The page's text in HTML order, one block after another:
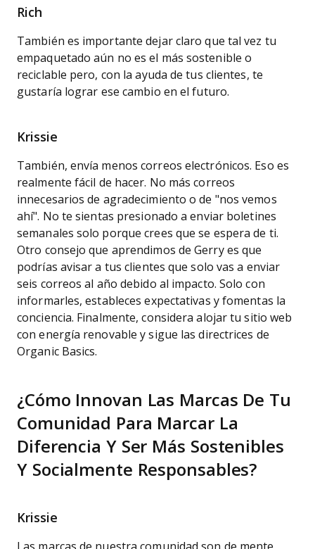
Rich
También es importante dejar claro que tal vez tu
empaquetado aún no es el más sostenible o
reciclable pero, con la ayuda de tus clientes, te
gustaría lograr ese cambio en el futuro.
Krissie
También, envía menos correos electrónicos. Eso es
realmente fácil de hacer. No más correos
innecesarios de agradecimiento o de "nos vemos
ahí". No te sientas presionado a enviar boletines
semanales solo porque crees que se espera de ti.
Otro consejo que aprendimos de Gerry es que
podrías avisar a tus clientes que solo vas a enviar
seis correos al año debido al impacto. Solo con
informarles, estableces expectativas y fomentas la
conciencia. Finalmente, considera alojar tu sitio web
con energía renovable y sigue las directrices de
Organic Basics.
¿Cómo Innovan Las Marcas De Tu
Comunidad Para Marcar La
Diferencia Y Ser Más Sostenibles
Y Socialmente Responsables?
Krissie
Las marcas de nuestra comunidad son de mente